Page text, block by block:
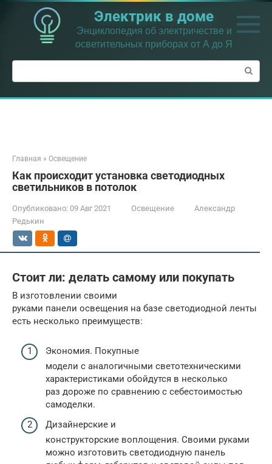
Перейти
контенту
Электрик в доме
Энциклопедия об электричестве и
осветительных приборах от А до Я
Поиск:
Главная » Освещение
Как происходит установка светодиодных
светильников в потолок
Опубликовано: 09 Авг 2021 Освещение
Александр
Редькин
Стоит ли: делать самому или покупать
В изготовлении своими
руками панели освещения на базе светодиодной ленты
есть несколько преимуществ:
Экономия. Покупные
модели с аналогичными светотехническими
характеристиками обойдутся в несколько
раз дороже по сравнению с себестоимостью
самоделки.
Дизайнерские и
конструкторские воплощения. Своими руками
можно изготовить светодиодную панель